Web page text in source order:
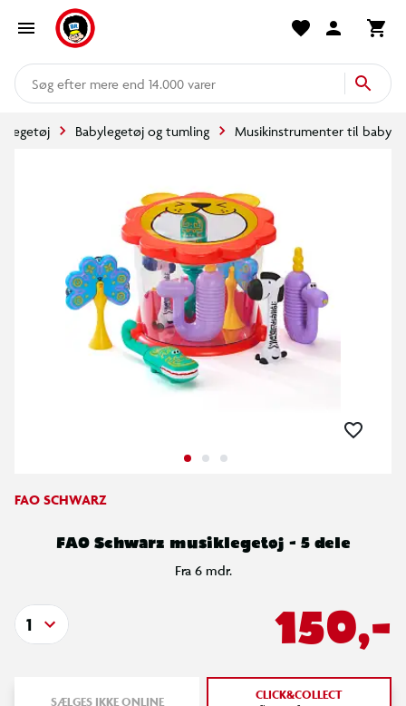
mere end 14.000 varer
Legetøj Babylegetøj og tumling Musikinstrumenter til baby
FAO SCHWARZ
FAO Schwarz musiklegetøj - 5 dele
Fra 6 mdr.
150,-
1
SÆLGES IKKE ONLINE CLICK&COLLECT